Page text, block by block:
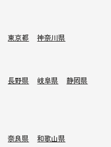
東京都 神奈川県
長野県 岐阜県
静岡県
奈良県 和歌山県